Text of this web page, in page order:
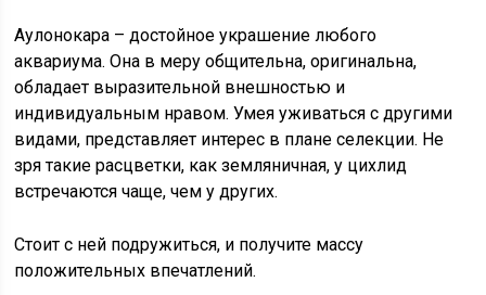
Аулонокара – достойное украшение любого
аквариума. Она в меру общительна, оригинальна,
обладает выразительной внешностью и
индивидуальным нравом. Умея уживаться с другими
видами, представляет интерес в плане селекции. Не
зря такие расцветки, как земляничная, у цихлид
встречаются чаще, чем у других.
Стоит с ней подружиться, и получите массу
положительных впечатлений.